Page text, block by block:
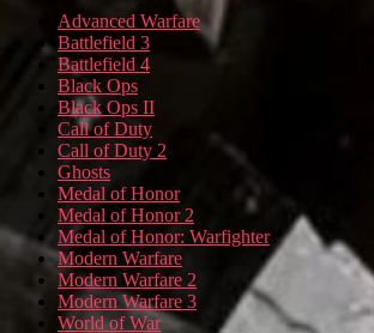
Advanced Warfare
Battlefield 3
Battlefield 4
Black Ops
Black Ops II
Call of Duty
Call of Duty 2
Ghosts
Medal of Honor
Medal of Honor 2
Medal of Honor: Warfighter
Modern Warfare
Modern Warfare 2
Modern Warfare 3
World of War